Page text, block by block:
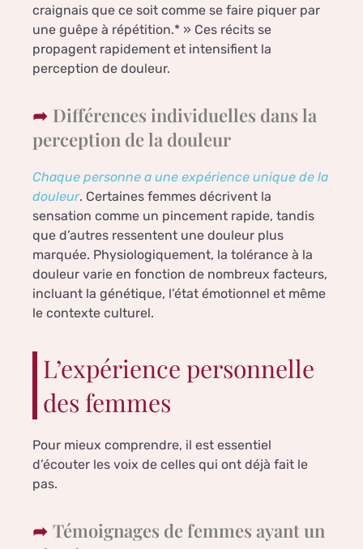
craignais que ce soit comme se faire piquer par
une guêpe à répétition.* » Ces récits se
propagent rapidement et intensifient la
perception de douleur.
Différences individuelles dans la
perception de la douleur
Chaque personne a une expérience unique de la
douleur. Certaines femmes décrivent la
sensation comme un pincement rapide, tandis
que d’autres ressentent une douleur plus
marquée. Physiologiquement, la tolérance à la
douleur varie en fonction de nombreux facteurs,
incluant la génétique, l’état émotionnel et même
le contexte culturel.
L’expérience personnelle
des femmes
Pour mieux comprendre, il est essentiel
d’écouter les voix de celles qui ont déjà fait le
pas.
Témoignages de femmes ayant un